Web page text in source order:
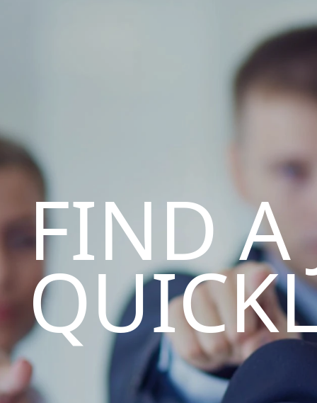
FIND A